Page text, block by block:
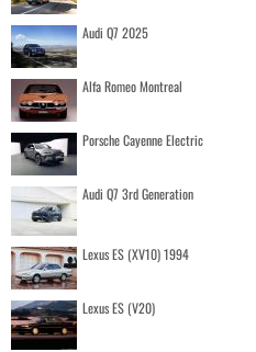
Audi Q7 2025
Alfa Romeo Montreal
Porsche Cayenne Electric
Audi Q7 3rd Generation
Lexus ES (XV10) 1994
Lexus ES (V20)